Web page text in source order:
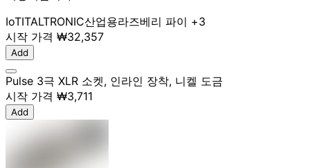
IoTITALTRONIC산업용라즈베리 파이 +3
시작 가격 ₩32,357
Add
Pulse 3극 XLR 소켓, 인라인 장착, 니켈 도금
시작 가격 ₩3,711
Add